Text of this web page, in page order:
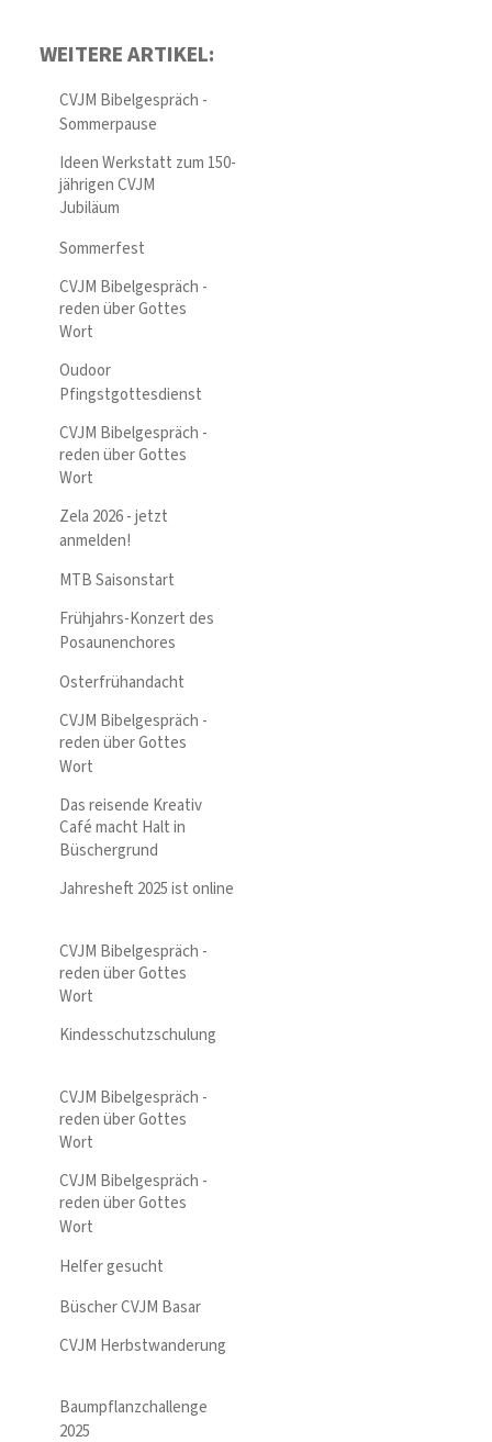
WEITERE ARTIKEL:
CVJM Bibelgespräch -
Sommerpause
Ideen Werkstatt zum 150-
jährigen CVJM
Jubiläum
Sommerfest
CVJM Bibelgespräch -
reden über Gottes
Wort
Oudoor
Pfingstgottesdienst
CVJM Bibelgespräch -
reden über Gottes
Wort
Zela 2026 - jetzt
anmelden!
MTB Saisonstart
Frühjahrs-Konzert des
Posaunenchores
Osterfrühandacht
CVJM Bibelgespräch -
reden über Gottes
Wort
Das reisende Kreativ
Café macht Halt in
Büschergrund
Jahresheft 2025 ist online
CVJM Bibelgespräch -
reden über Gottes
Wort
Kindesschutzschulung
CVJM Bibelgespräch -
reden über Gottes
Wort
CVJM Bibelgespräch -
reden über Gottes
Wort
Helfer gesucht
Büscher CVJM Basar
CVJM Herbstwanderung
Baumpflanzchallenge
2025